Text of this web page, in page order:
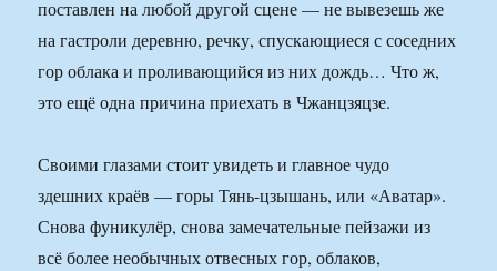
поставлен на любой другой сцене — не вывезешь же
на гастроли деревню, речку, спускающиеся с соседних
гор облака и проливающийся из них дождь… Что ж,
это ещё одна причина приехать в Чжанцзяцзе.
Своими глазами стоит увидеть и главное чудо
здешних краёв — горы Тянь-цзышань, или «Аватар».
Снова фуникулёр, снова замечательные пейзажи из
всё более необычных отвесных гор, облаков,